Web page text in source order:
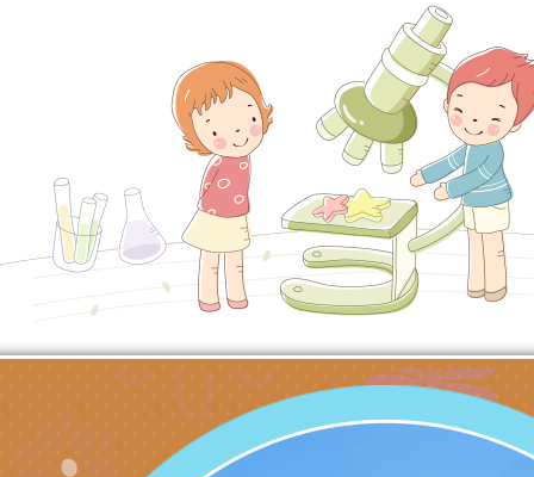
學）辦理「115年度
題融入教學－國民中
（教材）推薦實施計
字稿及LCD託播圖片
檢送桃園市政府LED
字稿及LCD託播影（
國家發展委員會檔案
理本(115)年「春遊
動
檢送桃園市政府家庭
「小桃家4月課程資
姻怎麼翻譯－青少年
工作坊」、「愛『原
親子共學同樂會」、
代愛在陪伴」、「親
西門國小114學年度
親職教育講座「如何
情緒力？—用SEL玩
子溝通之秘訣」
有關財團法人中華國
礙者生命教育推廣協
「環保愛台灣」第五
礙者中小學生環保繪
檢送行政院新聞傳播
月份公共服務政策溝
有關桃園市政府家庭
辦理115年原住民家
桃園市大溪區田心國